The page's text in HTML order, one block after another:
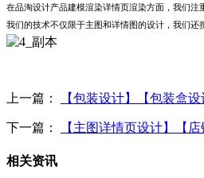
在品淘设计产品建模渲染详情页渲染方面，我们
我们的技术不仅限于主图和详情图的设计，我们
上一篇： 【包装设计】【包装盒
下一篇： 【主图详情页设计】【
相关资讯